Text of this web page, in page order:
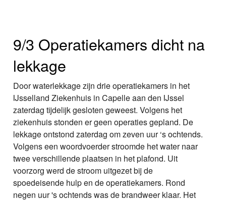
9/3 Operatiekamers dicht na
lekkage
Door waterlekkage zijn drie operatiekamers in het
IJsselland Ziekenhuis in Capelle aan den IJssel
zaterdag tijdelijk gesloten geweest. Volgens het
ziekenhuis stonden er geen operaties gepland. De
lekkage ontstond zaterdag om zeven uur ‘s ochtends.
Volgens een woordvoerder stroomde het water naar
twee verschillende plaatsen in het plafond. Uit
voorzorg werd de stroom uitgezet bij de
spoedeisende hulp en de operatiekamers. Rond
negen uur 's ochtends was de brandweer klaar. Het